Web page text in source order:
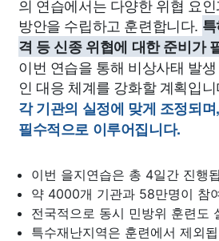
의 연습에서는 다양한 위협 요
방안을 수립하고 훈련합니다.
격 등 신종 위협에 대한 준비가
이번 연습을 통해 비상사태 발
인 대응 체계를 강화할 계획입
각 기관의 실정에 맞게 조정되
필수적으로 이루어집니다.
이번 을지연습은 총 4일간 진행
약 4000개 기관과 58만명이 참
전국적으로 동시 민방위 훈련도
특수재난지역은 훈련에서 제외